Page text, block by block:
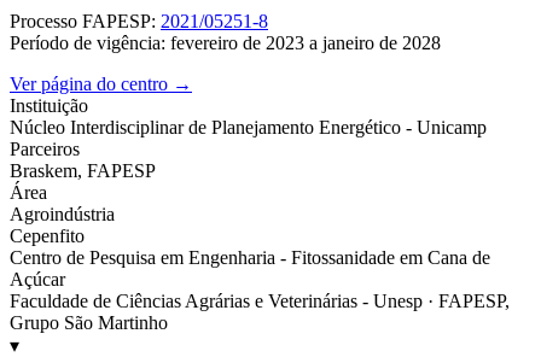
Processo FAPESP: 2021/05251-8
Período de vigência: fevereiro de 2023 a janeiro de 2028
Ver página do centro →
Instituição
Núcleo Interdisciplinar de Planejamento Energético - Unicamp
Parceiros
Braskem, FAPESP
Área
Agroindústria
Cepenfito
Centro de Pesquisa em Engenharia - Fitossanidade em Cana de
Açúcar
Faculdade de Ciências Agrárias e Veterinárias - Unesp · FAPESP,
Grupo São Martinho
▾